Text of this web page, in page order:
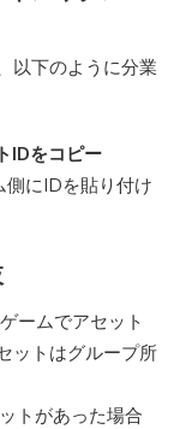
以下のように分業
IDをコピー
側にIDを貼り付け
ームでアセット
ットはグループ所
トがあった場合